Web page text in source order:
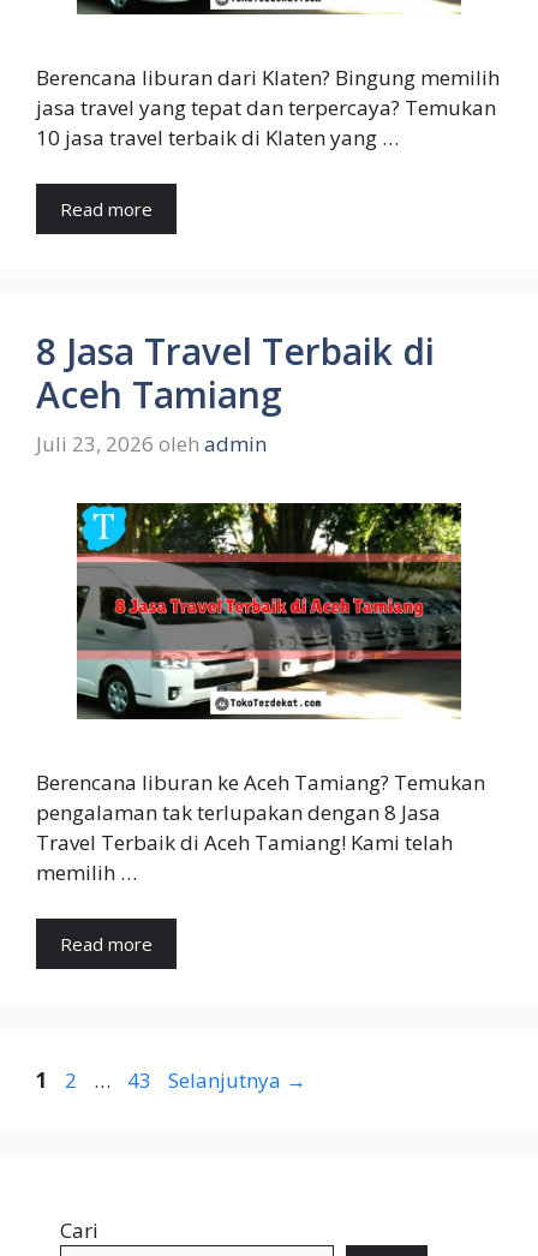
Berencana liburan dari Klaten? Bingung memilih
jasa travel yang tepat dan terpercaya? Temukan
10 jasa travel terbaik di Klaten yang …
Read more
8 Jasa Travel Terbaik di
Aceh Tamiang
Juli 23, 2026 oleh admin
Berencana liburan ke Aceh Tamiang? Temukan
pengalaman tak terlupakan dengan 8 Jasa
Travel Terbaik di Aceh Tamiang! Kami telah
memilih …
Read more
Halaman
1 Halaman
2 … Halaman
43 Selanjutnya →
Cari